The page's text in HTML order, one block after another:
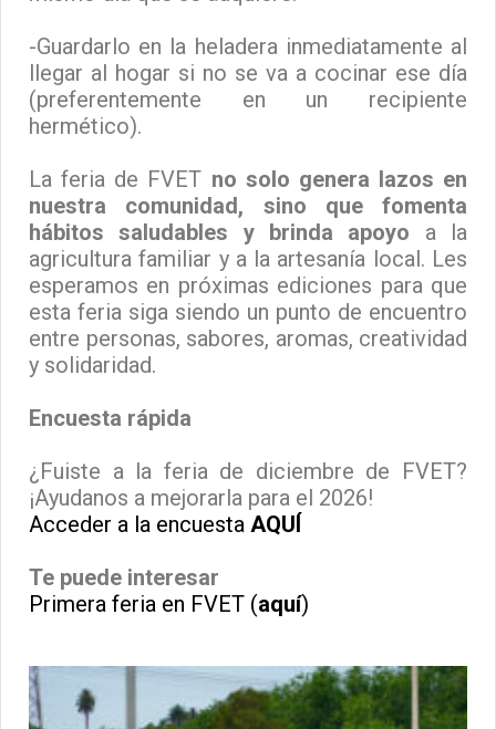
-Guardarlo en la heladera inmediatamente al
llegar al hogar si no se va a cocinar ese día
(preferentemente en un recipiente
hermético).
La feria de FVET no solo genera lazos en
nuestra comunidad, sino que fomenta
hábitos saludables y brinda apoyo a la
agricultura familiar y a la artesanía local. Les
esperamos en próximas ediciones para que
esta feria siga siendo un punto de encuentro
entre personas, sabores, aromas, creatividad
y solidaridad.
Encuesta rápida
¿Fuiste a la feria de diciembre de FVET?
¡Ayudanos a mejorarla para el 2026!
Acceder a la encuesta AQUÍ
Te puede interesar
Primera feria en FVET (aquí)